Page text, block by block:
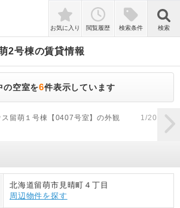
検索
お気に入り 閲覧履歴 検索条件 検索
2号棟の賃貸情報
の空室を6件表示しています
zoom_in
ス留萌１号棟【0407号室】の外観 1/20
北海道留萌市見晴町４丁目
周辺物件を探す